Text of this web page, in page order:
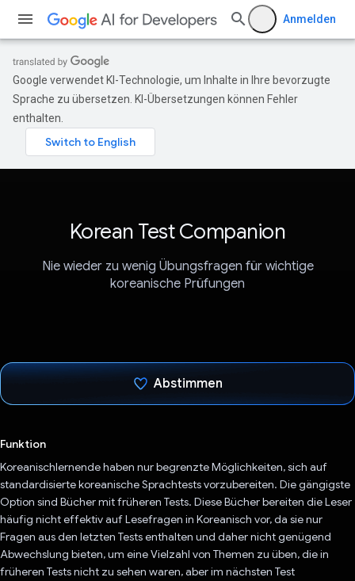
Anmelden
Google verwendet KI-Technologie, um Inhalte in Ihre bevorzugte
Sprache zu übersetzen. KI-Übersetzungen können Fehler
enthalten.
Korean Test Companion
Nie wieder zu wenig Übungsfragen für wichtige
koreanische Prüfungen
Abstimmen
Funktion
Koreanischlernende haben nur begrenzte Möglichkeiten, sich auf
standardisierte koreanische Sprachtests vorzubereiten. Die gängigste
Option sind Bücher mit früheren Tests. Diese Bücher bereiten die Leser
häufig nicht effektiv auf Lesefragen in Koreanisch vor, da sie nur
Fragen aus den letzten Tests enthalten und daher nicht genügend
Abwechslung bieten, um eine Vielzahl von Themen zu üben, die in
früheren Tests nicht zu sehen waren, aber im nächsten Test